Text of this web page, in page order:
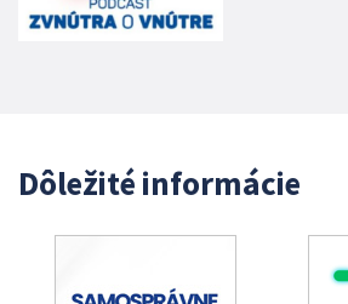
Dôležité informácie